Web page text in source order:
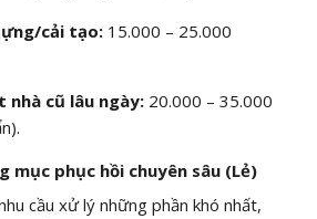
cải tạo:15.000 – 25.000
nhà cũ lâu ngày:20.000 – 35.000
mục phục hồi chuyên sâu (Lẻ)
cầu xử lý những phần khó nhất,